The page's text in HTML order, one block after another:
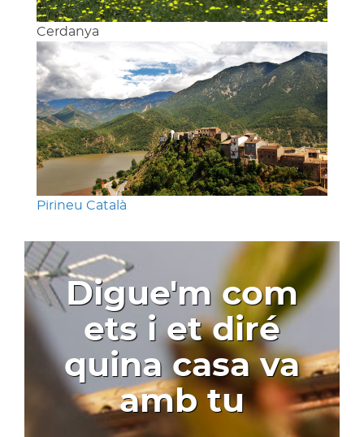
Cerdanya
Pirineu Català
Digue'm com
ets i et diré
quina casa va
amb tu